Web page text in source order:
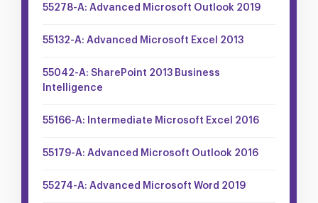
55278-A: Advanced Microsoft Outlook 2019
55132-A: Advanced Microsoft Excel 2013
55042-A: SharePoint 2013 Business
Intelligence
55166-A: Intermediate Microsoft Excel 2016
55179-A: Advanced Microsoft Outlook 2016
55274-A: Advanced Microsoft Word 2019